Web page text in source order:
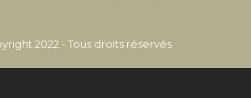
2022 - Tous droits réservés